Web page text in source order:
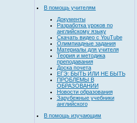
В помощь учителям
Документы
Разработка уроков по
английскому языку
Скачать видео с YouTube
Олимпиадные задания
Материалы для учителя
Теория и методика
преподавания
Доска почета
ЕГЭ: БЫТЬ ИЛИ НЕ БЫТЬ
ПРОБЛЕМЫ В
ОБРАЗОВАНИИ
Новости образования
Зарубежные учебники
английского
В помощь изучающим